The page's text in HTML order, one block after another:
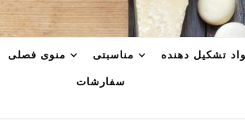
تشکیل دهنده مناسبتی منوی فصلی
سفارشات